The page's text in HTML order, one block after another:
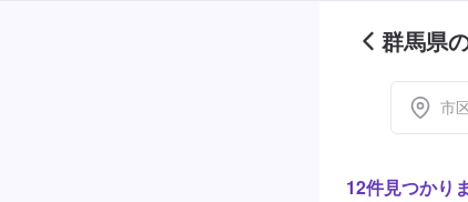
群馬県
市
12件見つかり